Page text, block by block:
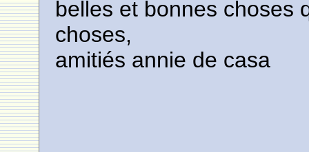
belles et bonnes choses
choses,
amitiés annie de casa